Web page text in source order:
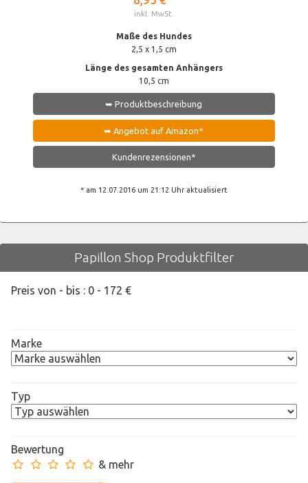
inkl. MwSt.
Maße des Hundes
2,5 x 1,5 cm
Länge des gesamten Anhängers
10,5 cm
➥ Produktbeschreibung
➥ Angebot auf Amazon*
Kundenrezensionen*
* am 12.07.2016 um 21:12 Uhr aktualisiert
Papillon Shop Produktfilter
Preis von - bis : 0 - 172 €
Marke
Typ
Bewertung
& mehr